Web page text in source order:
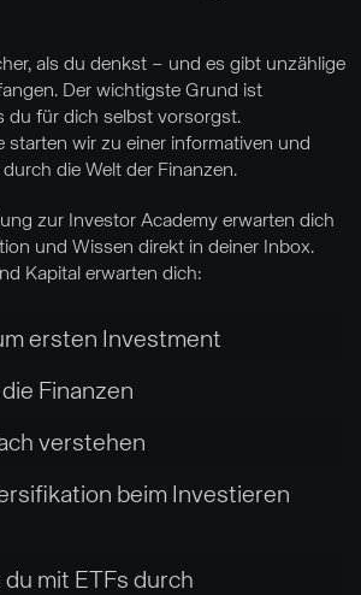
als du denkst – und es gibt unzählige
Der wichtigste Grund ist
du für dich selbst vorsorgst.
starten wir zu einer informativen und
die Welt der Finanzen.
zur Investor Academy erwarten dich
und Wissen direkt in deiner Inbox.
Kapital erwarten dich:
ersten Investment
Finanzen
verstehen
beim Investieren
mit ETFs durch